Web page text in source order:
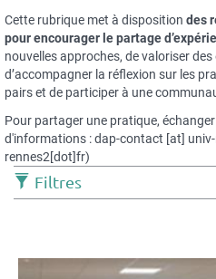
Cette rubrique met à disposition des
pour encourager le partage
nouvelles approches, de valoriser
d’accompagner la réflexion sur les
pairs et de participer à une
Pour partager une pratique,
d'informations :dap-contact [at]
rennes2[dot]fr)
Filtres